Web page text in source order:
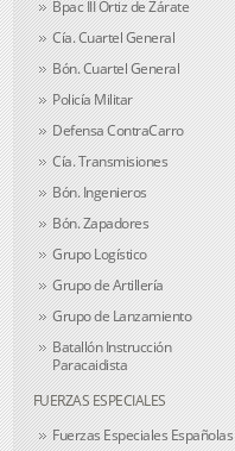
Bpac III Ortiz de Zárate
Cía. Cuartel General
Bón. Cuartel General
Policía Militar
Defensa ContraCarro
Cía. Transmisiones
Bón. Ingenieros
Bón. Zapadores
Grupo Logístico
Grupo de Artillería
Grupo de Lanzamiento
Batallón Instrucción
Paracaidista
FUERZAS ESPECIALES
Fuerzas Especiales Españolas